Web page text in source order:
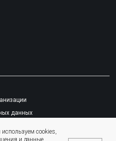
cookies,
и данные
данных